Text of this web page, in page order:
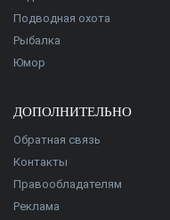
Подводная охота
Рыбалка
Юмор
ДОПОЛНИТЕЛЬНО
Обратная связь
Контакты
Правообладателям
Реклама